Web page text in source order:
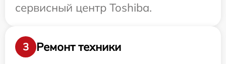
сервисный центр Toshiba.
3
Ремонт техники